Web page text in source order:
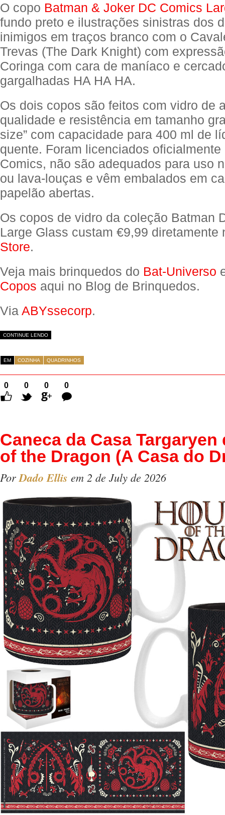
O copo Batman & Joker DC Comics
fundo preto e ilustrações sinistras dos
inimigos em traços branco com o
Trevas (The Dark Knight) com
Coringa com cara de maníaco e
gargalhadas HA HA HA.
Os dois copos são feitos com vidro de
qualidade e resistência em tamanho
size” com capacidade para 400 ml de
quente. Foram licenciados oficialmente
Comics, não são adequados para uso
ou lava-louças e vêm embalados em
papelão abertas.
Os copos de vidro da coleção Batman
Large Glass custam €9,99 diretamente
Store.
Veja mais brinquedos do Bat-Universo
Copos aqui no Blog de Brinquedos.
Via ABYssecorp.
CONTINUE LENDO
EM COZINHA QUADRINHOS
0 0 0
0
Comentários
Caneca da Casa Targaryen
of the Dragon (A Casa do
PorDado Ellis em 2 de July de 2026